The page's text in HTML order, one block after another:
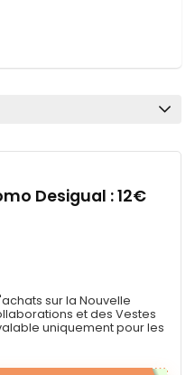
Desigual : 12€
sur la Nouvelle
et des Vestes
uniquement pour les